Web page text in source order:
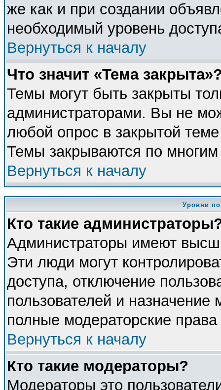
же как и при создании
необходимый уровень
Вернуться к началу
Что значит «Тема
Темы могут быть закрыты
администраторами. Вы не
любой опрос в закрытой
Темы закрываются по
Вернуться к началу
Уровни
Кто такие
Администраторы имеют
Эти люди могут
доступа, отключение
пользователей и
полные модераторские
Вернуться к началу
Кто такие модераторы?
Модераторы это